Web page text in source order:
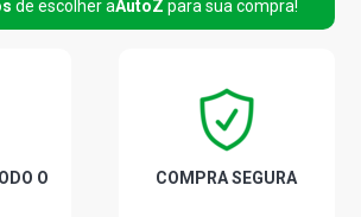
1.3 8V 127A2011 GASOLINA (1980 -
SW 1.3 8V 127A2011 GASOLINA (1980 -
1050 8V FIASA GASOLINA (1980 -
de escolher aAutoZ para sua compra!
O
COMPRA SEGURA